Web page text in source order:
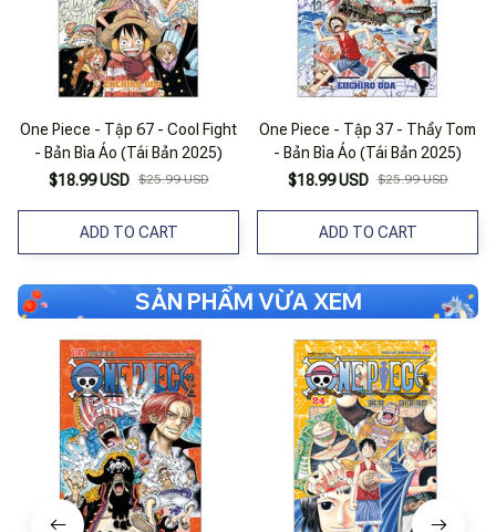
One Piece - Tập 67 - Cool Fight
- Bản Bìa Áo (Tái Bản 2025)
$18.99 USD $25.99 USD
ADD TO CART
One Piece - Tập 37 - Thầy Tom
- Bản Bìa Áo (Tái Bản 2025)
$18.99 USD $25.99 USD
ADD TO CART
SẢN PHẨM VỪA XEM